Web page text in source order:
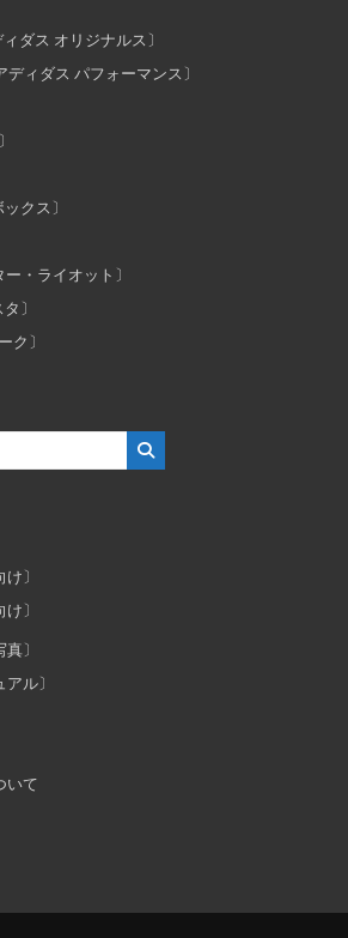
ダス オリジナルス〕
ディダス パフォーマンス〕
クス〕
・ライオット〕
〕
ク〕
〕
〕
〕
ル〕
いて